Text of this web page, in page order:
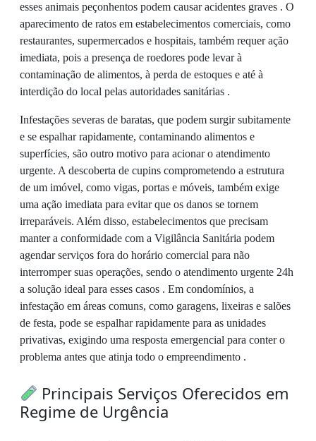
esses animais peçonhentos podem causar acidentes graves . O
aparecimento de ratos em estabelecimentos comerciais, como
restaurantes, supermercados e hospitais, também requer ação
imediata, pois a presença de roedores pode levar à
contaminação de alimentos, à perda de estoques e até à
interdição do local pelas autoridades sanitárias .
Infestações severas de baratas, que podem surgir subitamente
e se espalhar rapidamente, contaminando alimentos e
superfícies, são outro motivo para acionar o atendimento
urgente. A descoberta de cupins comprometendo a estrutura
de um imóvel, como vigas, portas e móveis, também exige
uma ação imediata para evitar que os danos se tornem
irreparáveis. Além disso, estabelecimentos que precisam
manter a conformidade com a Vigilância Sanitária podem
agendar serviços fora do horário comercial para não
interromper suas operações, sendo o atendimento urgente 24h
a solução ideal para esses casos . Em condomínios, a
infestação em áreas comuns, como garagens, lixeiras e salões
de festa, pode se espalhar rapidamente para as unidades
privativas, exigindo uma resposta emergencial para conter o
problema antes que atinja todo o empreendimento .
Principais Serviços Oferecidos em
Regime de Urgência